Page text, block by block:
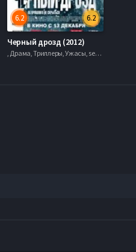
6.2
6.2
Черный дрозд (2012)
, Драма, Триллеры, Ужасы, serial.mob